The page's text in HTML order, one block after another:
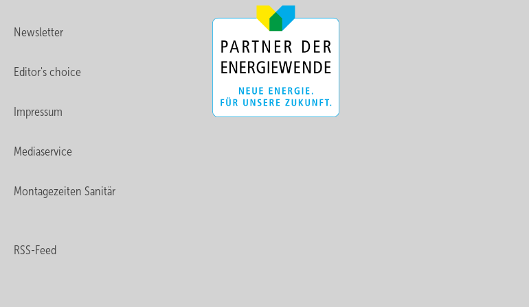
Newsletter
Editor's choice
Impressum
Mediaservice
Montagezeiten Sanitär
RSS-Feed